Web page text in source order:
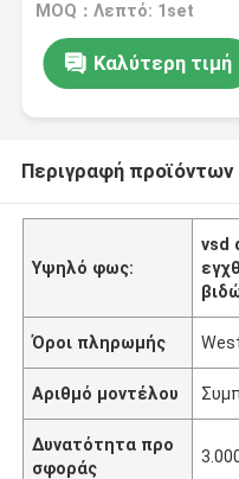
MOQ：Λεπτό: 1set
Καλύτερη τιμή
Περιγραφή προϊόντων
Υψηλό φως:
vsd
Όροι πληρωμής
Αριθμό μοντέλου
Δυνατότητα προ
σφοράς